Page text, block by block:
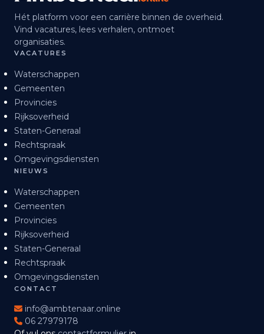
Hét platform voor een carrière binnen de overheid.
Vind vacatures, lees verhalen, ontmoet
organisaties.
VACATURES
Waterschappen
Gemeenten
Provincies
Rijksoverheid
Staten-Generaal
Rechtspraak
Omgevingsdiensten
NIEUWS
Waterschappen
Gemeenten
Provincies
Rijksoverheid
Staten-Generaal
Rechtspraak
Omgevingsdiensten
CONTACT
info@ambtenaar.online
06 27979178